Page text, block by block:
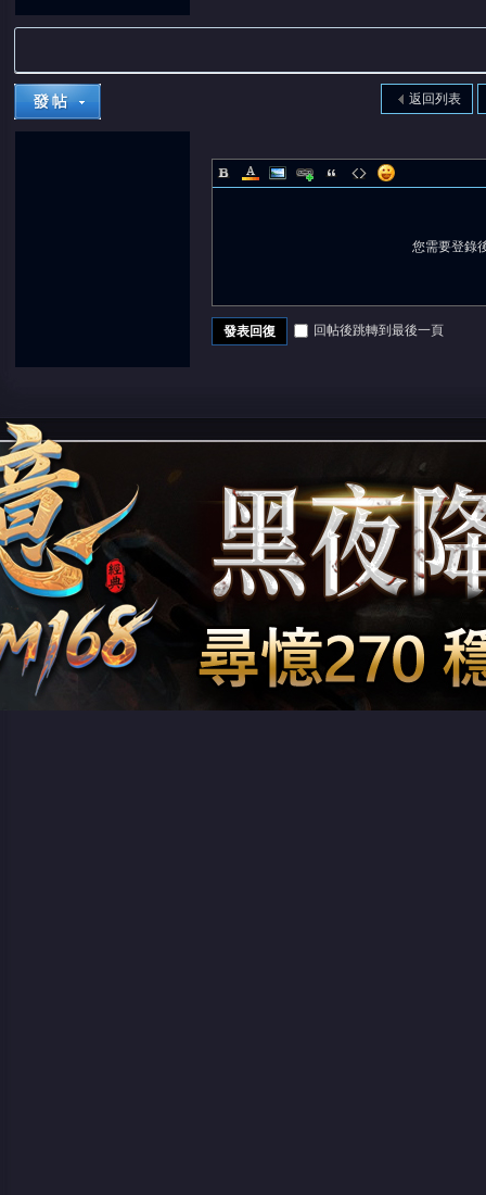
返回列表
您需要登錄
發表回復 回帖後跳轉到最後一頁